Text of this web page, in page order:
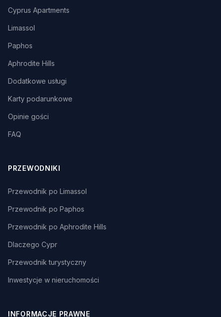
Cyprus Apartments
Limassol
Paphos
Aphrodite Hills
Dodatkowe usługi
Karty podarunkowe
Opinie gości
FAQ
PRZEWODNIKI
Przewodnik po Limassol
Przewodnik po Paphos
Przewodnik po Aphrodite Hills
Dlaczego Cypr
Przewodnik turystyczny
Inwestycje w nieruchomości
INFORMACJE PRAWNE